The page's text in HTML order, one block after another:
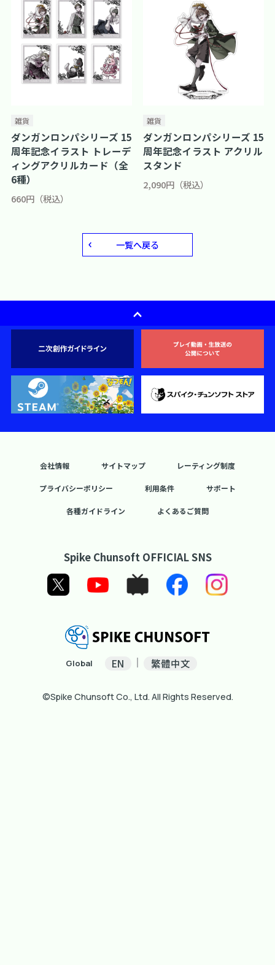
雑貨
ダンガンロンパシリーズ 15
周年記念イラスト トレーデ
ィングアクリルカード（全
6種）
660円（税込）
雑貨
ダンガンロンパシリーズ 15
周年記念イラスト アクリル
スタンド
2,090円（税込）
一覧へ戻る
会社情報 サイトマップ レーティング制度
プライバシーポリシー 利用条件 サポート
各種ガイドライン よくあるご質問
Spike Chunsoft OFFICIAL SNS
Global EN 繁體中文
©Spike Chunsoft Co., Ltd. All Rights Reserved.